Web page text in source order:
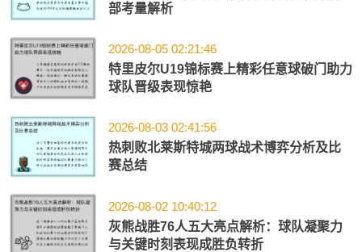
部考量解析
2026-08-05 02:21:46
特里皮尔U19锦标赛上精彩任意球破门助力
球队晋级表现惊艳
2026-08-03 02:41:56
热刺败北莱斯特城两球战术博弈分析及比
赛总结
2026-08-02 10:40:12
灰熊战胜76人五大亮点解析：球队凝聚力
与关键时刻表现成胜负转折